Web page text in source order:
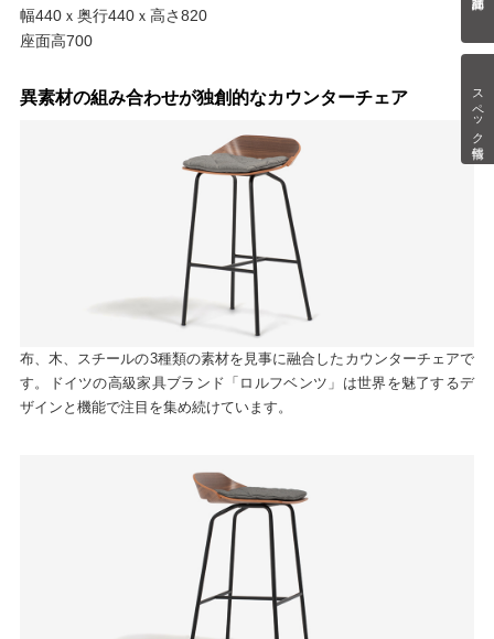
スペック情報
幅440ｘ奥行440ｘ高さ820
座面高700
異素材の組み合わせが独創的なカウンターチェア
布、木、スチールの3種類の素材を見事に融合したカウンターチェアで
す。ドイツの高級家具ブランド「ロルフベンツ」は世界を魅了するデ
ザインと機能で注目を集め続けています。